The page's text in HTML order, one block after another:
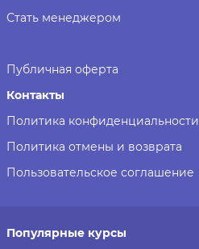
Публичная оферта
Контакты
Политика конфиденциальности
Политика отмены и возврата
Пользовательское соглашение
Стать менеджером
Популярные курсы